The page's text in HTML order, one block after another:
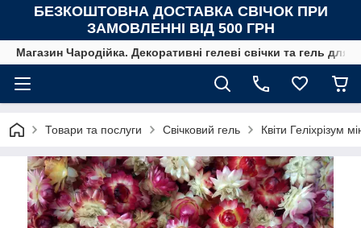
БЕЗКОШТОВНА ДОСТАВКА СВІЧОК ПРИ
ЗАМОВЛЕННІ ВІД 500 ГРН
Магазин Чародійка. Декоративні гелеві свічки та гель для
Товари та послуги Свічковий гель Квіти Геліхрізум